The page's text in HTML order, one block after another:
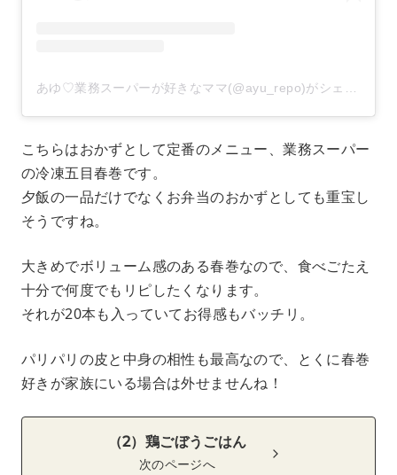
あゆ♡業務スーパーが好きなママ(@ayu_repo)がシェアした投稿
こちらはおかずとして定番のメニュー、業務スーパー
の冷凍五目春巻です。
夕飯の一品だけでなくお弁当のおかずとしても重宝し
そうですね。
大きめでボリューム感のある春巻なので、食べごたえ
十分で何度でもリピしたくなります。
それが20本も入っていてお得感もバッチリ。
パリパリの皮と中身の相性も最高なので、とくに春巻
好きが家族にいる場合は外せませんね！
（2）鶏ごぼうごはん
次のページへ